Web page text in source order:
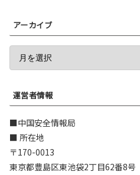
アーカイブ
運営者情報
■中国安全情報局
■ 所在地
〒170-0013
東京都豊島区東池袋2丁目62番8号